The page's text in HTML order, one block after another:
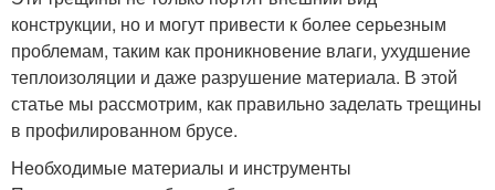
конструкции, но и могут привести к более серьезным
проблемам, таким как проникновение влаги, ухудшение
теплоизоляции и даже разрушение материала. В этой
статье мы рассмотрим, как правильно заделать трещины
в профилированном брусе.
Необходимые материалы и инструменты